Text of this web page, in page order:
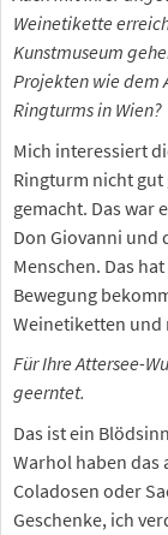
Weinetikette
Kunstmuseum
Projekten wie dem
Ringturms in Wien?
Mich interessiert
Ringturm nicht gut
gemacht. Das war
Don Giovanni und
Menschen. Das
Bewegung
Weinetiketten und
Für Ihre Attersee-
geerntet.
Das ist ein
Warhol haben das
Coladosen oder
Geschenke, ich